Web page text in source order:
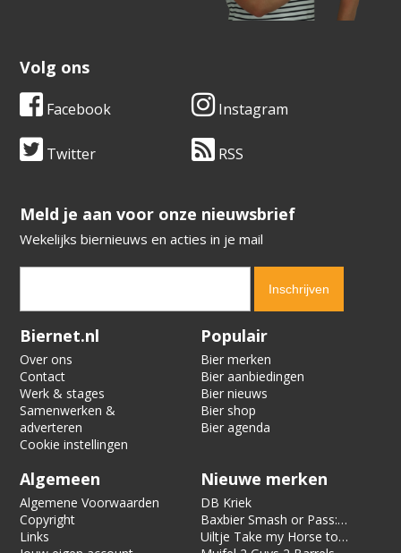
Volg ons
Facebook Instagram
Twitter RSS
​​​​​​​Meld je aan voor onze nieuwsbrief
Wekelijks biernieuws en acties in je mail
Verification code:
Biernet.nl
Over ons
Contact
Werk & stages
Samenwerken &
adverteren
Cookie instellingen
Populair
Bier merken
Bier aanbiedingen
Bier nieuws
Bier shop
Bier agenda
Algemeen
Algemene Voorwaarden
Copyright
Links
Nieuwe merken
DB Kriek
Baxbier Smash or Pass:
Strata
Uiltje Take my Horse to